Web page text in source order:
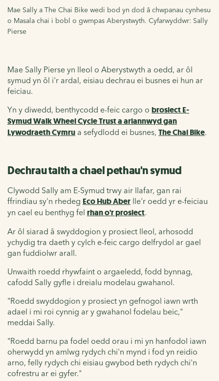
Mae Sally a The Chai Bike wedi bod yn dod â chwpanau cynhesu
o Masala chai i bobl o gwmpas Aberystwyth. Cyfarwyddwr: Sally
Pierse
Mae Sally Pierse yn lleol o Aberystwyth a oedd, ar ôl
symud yn ôl i'r ardal, eisiau dechrau ei busnes ei hun ar
feiciau.
Yn y diwedd, benthycodd e-feic cargo o brosiect E-
Symud Walk Wheel Cycle Trust a ariannwyd gan
Lywodraeth Cymru a sefydlodd ei busnes, The Chai Bike.
Dechrau taith a chael pethau'n symud
Clywodd Sally am E-Symud trwy air llafar, gan rai
ffrindiau sy'n rhedeg Eco Hub Aber lle'r oedd yr e-feiciau
yn cael eu benthyg fel rhan o'r prosiect.
Ar ôl siarad â swyddogion y prosiect lleol, arhosodd
ychydig tra daeth y cylch e-feic cargo delfrydol ar gael
gan fuddiolwr arall.
Unwaith roedd rhywfaint o argaeledd, fodd bynnag,
cafodd Sally gyfle i dreialu modelau gwahanol.
"Roedd swyddogion y prosiect yn gefnogol iawn wrth
adael i mi roi cynnig ar y gwahanol fodelau beic,"
meddai Sally.
"Roedd barnu pa fodel oedd orau i mi yn hanfodol iawn
oherwydd yn amlwg rydych chi'n mynd i fod yn reidio
arno, felly rydych chi eisiau gwybod beth rydych chi'n
cofrestru ar ei gyfer."